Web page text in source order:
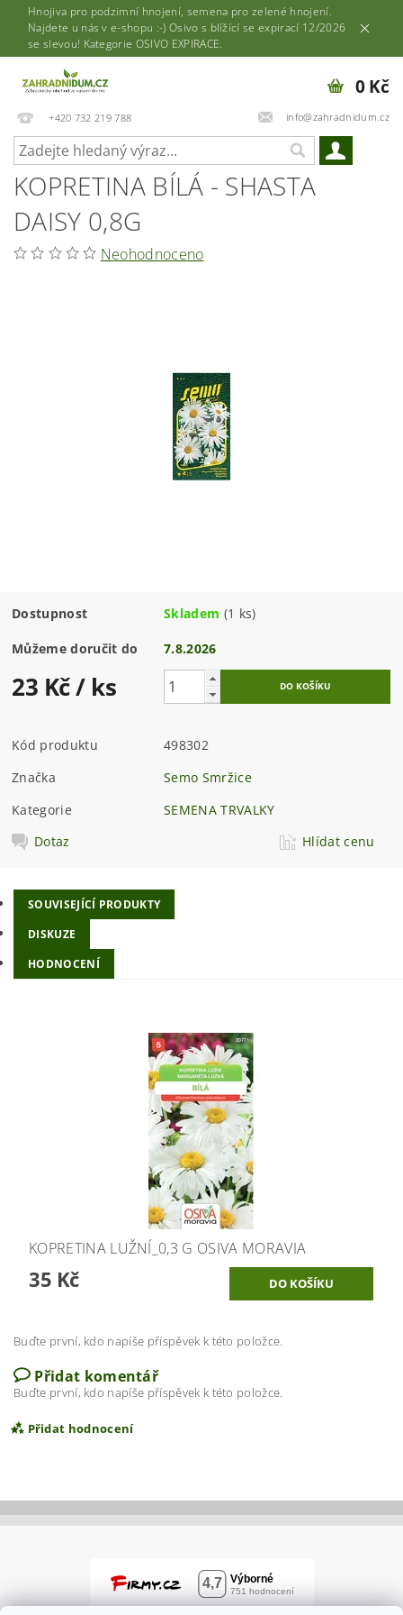
Hnojiva pro podzimní hnojení, semena pro zelené hnojení.
Najdete u nás v e-shopu :-) Osivo s blížící se expirací 12/2026
se slevou! Kategorie OSIVO EXPIRACE.
+420 732 219 788 info@zahradnidum.cz
0 Kč
KOPRETINA BÍLÁ - SHASTA
DAISY 0,8G
Neohodnoceno
Dostupnost Skladem (1 ks)
Můžeme doručit do 7.8.2026
23 Kč/ ks
Kód produktu
498302
Značka
Semo Smržice
Kategorie
SEMENA TRVALKY
Dotaz
Hlídat cenu
SOUVISEJÍCÍ PRODUKTY
DISKUZE
HODNOCENÍ
KOPRETINA LUŽNÍ_0,3 G OSIVA MORAVIA
35 Kč
Buďte první, kdo napíše příspěvek k této položce.
Přidat komentář
Buďte první, kdo napíše příspěvek k této položce.
Přidat hodnocení